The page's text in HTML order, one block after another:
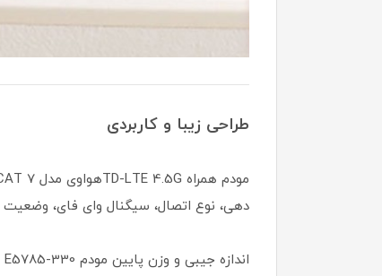
طراحی زیبا و کاربردی
دهی، نوع اتصال، سیگنال وای فای، وضعیت SMS ( این مودم قابلیت دریافت و ارسال SMS را نیز دارد)، مقدار باقی مانده از شارژ باتری و نام اپراتور را مشاهده کنند.